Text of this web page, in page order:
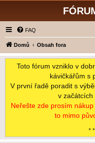
FAQ
Domů Obsah fora
Toto fórum vzniklo v
kávičkářům s
V první řadě poradit s
v začátcích
Neřešte zde prosím
to mimo
*